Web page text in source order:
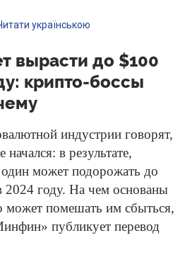
українською
вырасти до $100
крипто-боссы
индустрии говорят,
в результате,
может подорожать до
году. На чем основаны
может помешать им сбыться,
публикует перевод